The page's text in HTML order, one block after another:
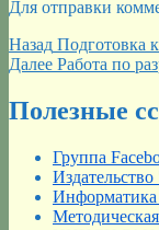
Для отправки
Навигация
по
записям
Назад Предыдущая
запись:
Подготовка
Далее Следующая
Работа по
Полезные
Группа